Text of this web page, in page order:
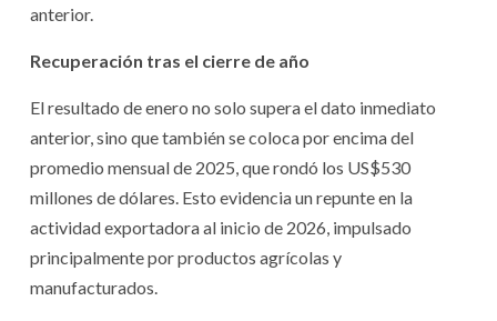
anterior.
Recuperación tras el cierre de año
El resultado de enero no solo supera el dato inmediato
anterior, sino que también se coloca por encima del
promedio mensual de 2025, que rondó los US$530
millones de dólares. Esto evidencia un repunte en la
actividad exportadora al inicio de 2026, impulsado
principalmente por productos agrícolas y
manufacturados.